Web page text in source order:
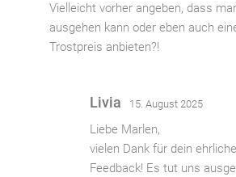
Vielleicht vorher angeben, dass
ausgehen kann oder eben auch
Trostpreis anbieten?!
Livia 15. August 2025
Liebe Marlen,
vielen Dank für dein
Feedback! Es tut uns